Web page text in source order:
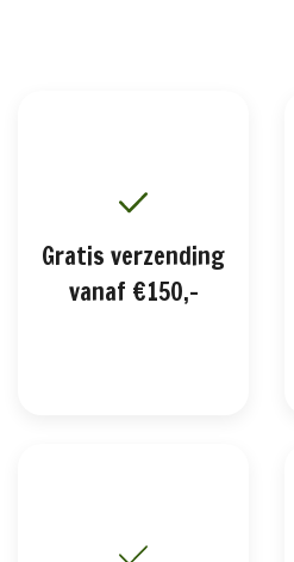
Gratis verzending
vanaf €150,-